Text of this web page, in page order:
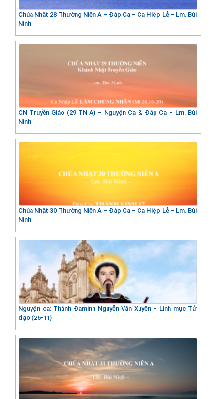
Chúa Nhật 28 Thường Niên A – Đáp Ca – Ca Hiệp Lễ – Lm. Bùi
Ninh
CN Truyền Giáo (29 TN A) – Nguyện Ca & Đáp Ca – Lm. Bùi
Ninh
Chúa Nhật 30 Thường Niên A – Đáp Ca – Ca Hiệp Lễ – Lm. Bùi
Ninh
Nguyện ca: Thánh Đaminh Nguyễn Văn Xuyên – Linh mục Tử
đạo (26-11)